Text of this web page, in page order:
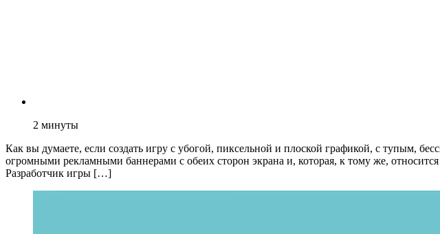
2 минуты
Как вы думаете, если создать игру с убогой, пиксельной и плоской графикой, с тупым,
огромными рекламными баннерами с обеих сторон экрана и, которая, к тому же,
Разработчик игры […]